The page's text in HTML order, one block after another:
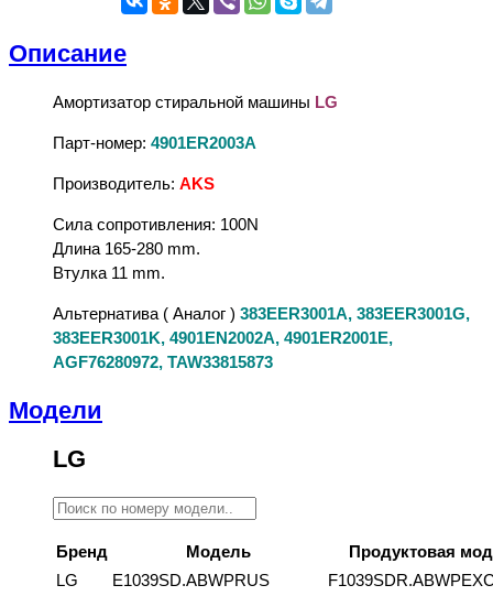
Описание
Амортизатор стиральной машины LG
Парт-номер: 4901ER2003A
Производитель: AKS
Сила сопротивления: 100N
Длина 165-280 mm.
Втулка 11 mm.
Альтернатива ( Аналог ) 383EER3001A, 383EER3001G,
383EER3001K, 4901EN2002A, 4901ER2001E,
AGF76280972, TAW33815873
Модели
LG
Бренд Модель
Продуктовая
LG
E1039SD.ABWPRUS